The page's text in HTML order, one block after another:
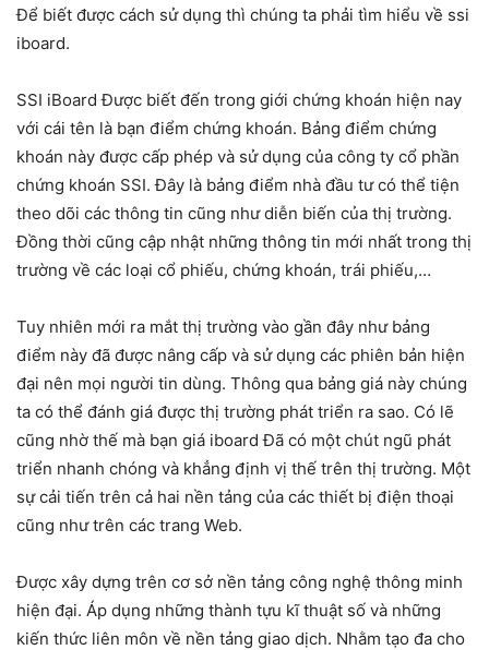
Để biết được cách sử dụng thì chúng ta phải tìm hiểu về ssi
iboard.
SSI iBoard Được biết đến trong giới chứng khoán hiện nay
với cái tên là bạn điểm chứng khoán. Bảng điểm chứng
khoán này được cấp phép và sử dụng của công ty cổ phần
chứng khoán SSI. Đây là bảng điểm nhà đầu tư có thể tiện
theo dõi các thông tin cũng như diễn biến của thị trường.
Đồng thời cũng cập nhật những thông tin mới nhất trong thị
trường về các loại cổ phiếu, chứng khoán, trái phiếu,…
Tuy nhiên mới ra mắt thị trường vào gần đây như bảng
điểm này đã được nâng cấp và sử dụng các phiên bản hiện
đại nên mọi người tin dùng. Thông qua bảng giá này chúng
ta có thể đánh giá được thị trường phát triển ra sao. Có lẽ
cũng nhờ thế mà bạn giá iboard Đã có một chút ngũ phát
triển nhanh chóng và khẳng định vị thế trên thị trường. Một
sự cải tiến trên cả hai nền tảng của các thiết bị điện thoại
cũng như trên các trang Web.
Được xây dựng trên cơ sở nền tảng công nghệ thông minh
hiện đại. Áp dụng những thành tựu kĩ thuật số và những
kiến thức liên môn về nền tảng giao dịch. Nhằm tạo đa cho